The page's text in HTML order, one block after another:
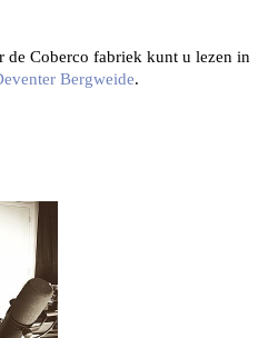
de Coberco fabriek kunt u lezen in
Bergweide.